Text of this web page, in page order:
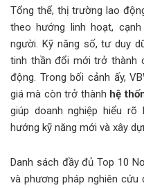
Tổng thể, thị trường lao
theo hướng linh hoạt,
người. Kỹ năng số, tư duy
tinh thần đổi mới trở thành
động. Trong bối cảnh ấy,
giá mà còn trở thành hệ
giúp doanh nghiệp hiểu rõ
hướng kỹ năng mới và xây
Danh sách đầy đủ Top 10
và phương pháp nghiên